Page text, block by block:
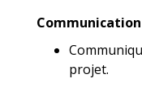
Communication
projet.